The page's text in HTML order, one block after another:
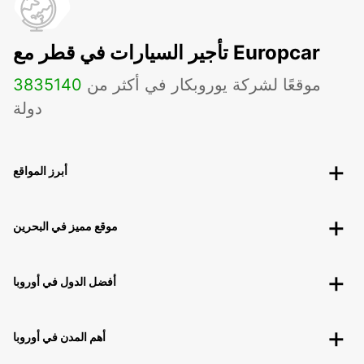
تأجير السيارات في قطر مع Europcar
3835 موقعًا لشركة يوروبكار في أكثر من 140
دولة
أبرز المواقع
موقع مميز في البحرين
أفضل الدول في أوروبا
أهم المدن في أوروبا